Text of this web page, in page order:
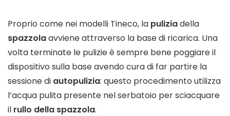
Proprio come nei modelli Tineco, la puliziadella
spazzolaavviene attraverso la base di ricarica. Una
volta terminate le pulizie è sempre bene poggiare il
dispositivo sulla base avendo cura di far partire la
sessione di autopulizia: questo procedimento utilizza
l’acqua pulita presente nel serbatoio per sciacquare
il rullo della spazzola.